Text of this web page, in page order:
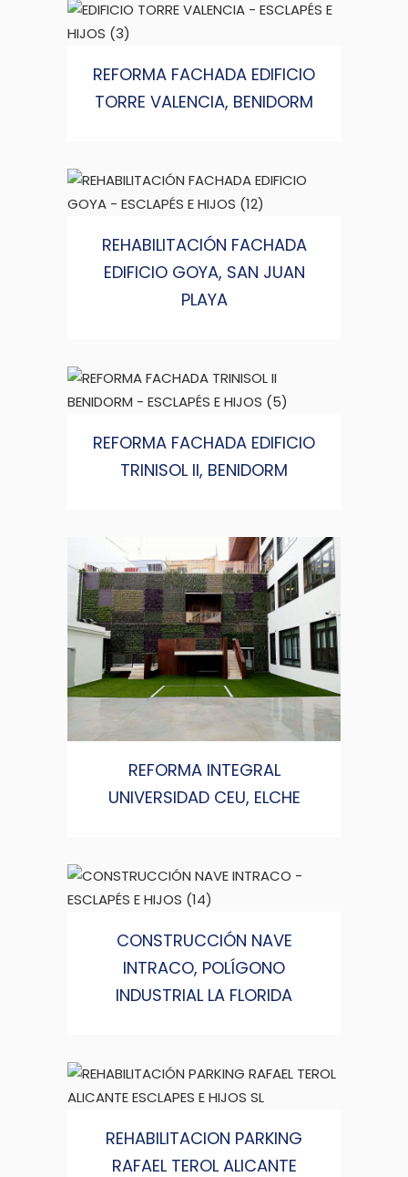
REFORMA FACHADA EDIFICIO
TORRE VALENCIA, BENIDORM
REHABILITACIÓN FACHADA
EDIFICIO GOYA, SAN JUAN
PLAYA
REFORMA FACHADA EDIFICIO
TRINISOL II, BENIDORM
REFORMA INTEGRAL
UNIVERSIDAD CEU, ELCHE
CONSTRUCCIÓN NAVE
INTRACO, POLÍGONO
INDUSTRIAL LA FLORIDA
REHABILITACION PARKING
RAFAEL TEROL ALICANTE